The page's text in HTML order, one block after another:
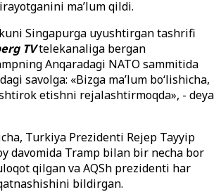
ma’lum qildi.
Singapurga uyushtirgan tashrifi
TVtelekanaliga bergan
Anqaradagi NATO sammitida
savolga: «Bizga ma’lum bo‘lishicha,
etishni rejalashtirmoqda», - deya
Turkiya Prezidenti Rejep Tayyip
oy davomida Tramp bilan bir necha bor
qilgan va AQSh prezidenti har
bildirgan.